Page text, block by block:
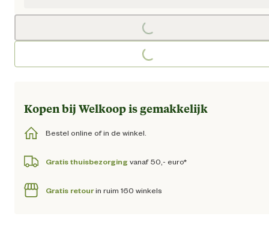
Loading...
Loading...
Kopen bij Welkoop is gemakkelijk
Bestel online of in de winkel.
Gratis thuisbezorging vanaf 50,- euro*
Gratis retourin ruim 160 winkels